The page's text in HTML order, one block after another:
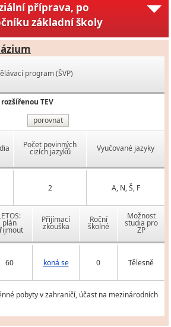
příprava, po
základní školy
program (ŠVP)
TEV
porovnat
Počet povinných
cizích jazyků Vyučované jazyky
2 A, N, Š, F
plán Přijímací
zkouška
Roční
školné
Možnost
studia pro
ZP
60 koná se 0 Tělesně
pobyty v zahraničí, účast na mezinárodních